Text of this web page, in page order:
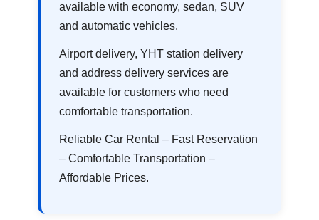
available with economy, sedan, SUV
and automatic vehicles.
Airport delivery, YHT station delivery
and address delivery services are
available for customers who need
comfortable transportation.
Reliable Car Rental – Fast Reservation
– Comfortable Transportation –
Affordable Prices.